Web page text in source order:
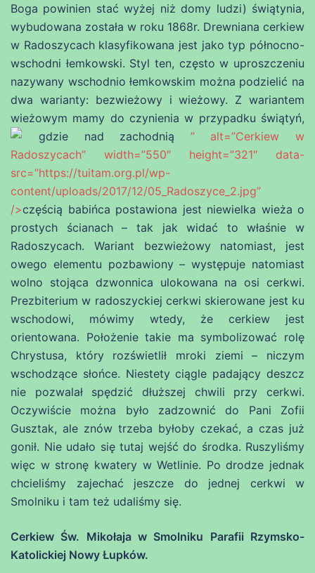
Boga powinien stać wyżej niż domy ludzi) świątynia,
wybudowana została w roku 1868r. Drewniana cerkiew
w Radoszycach klasyfikowana jest jako typ północno-
wschodni łemkowski. Styl ten, często w uproszczeniu
nazywany wschodnio łemkowskim można podzielić na
dwa warianty: bezwieżowy i wieżowy. Z wariantem
wieżowym mamy do czynienia w przypadku świątyń,
gdzie nad zachodnią ” alt=”Cerkiew w
Radoszycach” width=”550″ height=”321″ data-
src=”https://tuitam.org.pl/wp-
content/uploads/2017/12/05_Radoszyce_2.jpg”
/>częścią babińca postawiona jest niewielka wieża o
prostych ścianach – tak jak widać to właśnie w
Radoszycach. Wariant bezwieżowy natomiast, jest
owego elementu pozbawiony – występuje natomiast
wolno stojąca dzwonnica ulokowana na osi cerkwi.
Prezbiterium w radoszyckiej cerkwi skierowane jest ku
wschodowi, mówimy wtedy, że cerkiew jest
orientowana. Położenie takie ma symbolizować rolę
Chrystusa, który rozświetlił mroki ziemi – niczym
wschodzące słońce. Niestety ciągle padający deszcz
nie pozwalał spędzić dłuższej chwili przy cerkwi.
Oczywiście można było zadzownić do Pani Zofii
Gusztak, ale znów trzeba byłoby czekać, a czas już
gonił. Nie udało się tutaj wejść do środka. Ruszyliśmy
więc w stronę kwatery w Wetlinie. Po drodze jednak
chcieliśmy zajechać jeszcze do jednej cerkwi w
Smolniku i tam też udaliśmy się.
Cerkiew Św. Mikołaja w Smolniku Parafii Rzymsko-
Katolickiej Nowy Łupków.